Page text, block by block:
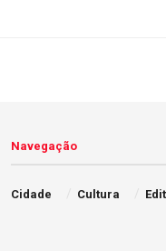
Navegação
Cidade Cultura